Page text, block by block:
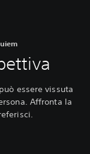
essere vissuta
Affronta la